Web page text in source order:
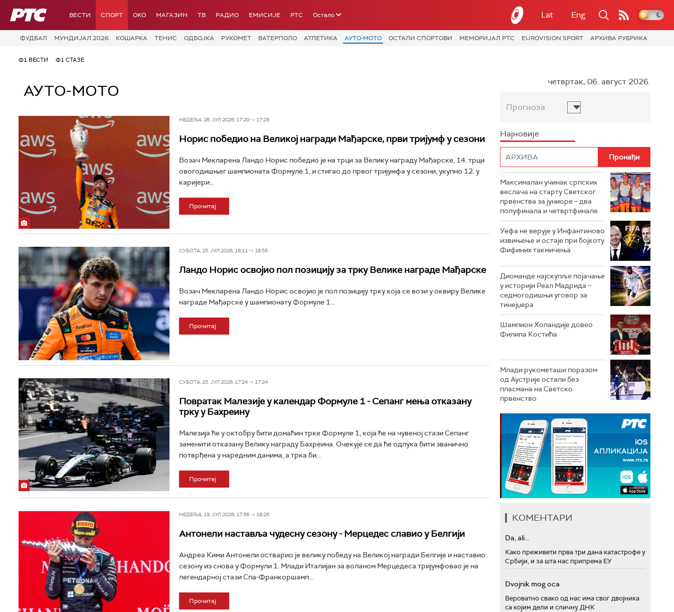
РТС ВЕСТИ СПОРТ OKO МАГАЗИН ТВ РАДИО ЕМИСИЈЕ РТС Остало Lat Eng
ФУДБАЛ МУНДИЈАЛ 2026 КОШАРКА ТЕНИС ОДБОЈКА РУКОМЕТ ВАТЕРПОЛО АТЛЕТИКА АУТО-МОТО ОСТАЛИ СПОРТОВИ МЕМОРИЈАЛ РТС EUROVISION SPORT АРХИВА РУБРИКА
Ф1 ВЕСТИ Ф1 СТАЗЕ
АУТО-МОТО
НЕДЕЉА, 26. ЈУЛ 2026, 17:20 -> 17:28
Норис победио на Великој награди Мађарске, први тријумф у сезони
Возач Мекларена Ландо Норис победио је на трци за Велику награду Мађарске, 14. трци
овогодишњег шампионата Формуле 1, и стигао до првог тријумфа у сезони, укупно 12. у
каријери...
Прочитај
СУБОТА, 25. ЈУЛ 2026, 18:11 -> 18:55
Ландо Норис освојио пол позицију за трку Велике награде Мађарске
Возач Мекларена Ландо Норис освојио је пол позицију трку која се вози у оквиру Велике
награде Мађарске у шампионату Формуле 1...
Прочитај
СУБОТА, 25. ЈУЛ 2026, 17:24 -> 17:24
Повратак Малезије у календар Формуле 1 - Сепанг мења отказану
трку у Бахреину
Малезија ће у октобру бити домаћин трке Формуле 1, која ће на чувеној стази Сепанг
заменити отказану Велику награду Бахреина. Очекује се да ће одлука бити званично
потврђена у наредним данима, а трка би...
Прочитај
НЕДЕЉА, 19. ЈУЛ 2026, 17:56 -> 18:26
Aнтонели наставља чудесну сезону - Мерцедес славио у Белгији
Андреа Кими Антонели остварио је велику победу на Великој награди Белгије и наставио
сезону из снова у Формули 1. Млади Италијан за воланом Мерцедеса тријумфовао је на
легендарној стази Спа-Франкоршамп...
Прочитај
четвртак, 06. август 2026.
Прогноза
Најновије
Максималан учинак српских
веслача на старту Светског
првенства за јуниоре – два
полуфинала и четвртфинале
Уефа не верује у Инфантиново
извињење и остаје при бојкоту
Фифиних такмичења
Диоманде најскупље појачање
у историји Реал Мадрида –
седмогодишњи уговор за
тинејџера
Шампион Холандије довео
Филипа Костића
Млади рукометаши поразом
од Аустрије остали без
пласмана на Светско
првенство
КОМЕНТАРИ
Da, ali...
Како преживети прва три дана катастрофе у
Србији, и за шта нас припрема ЕУ
Dvojnik mog oca
Вероватно свако од нас има свог двојника
са којим дели и сличну ДНК